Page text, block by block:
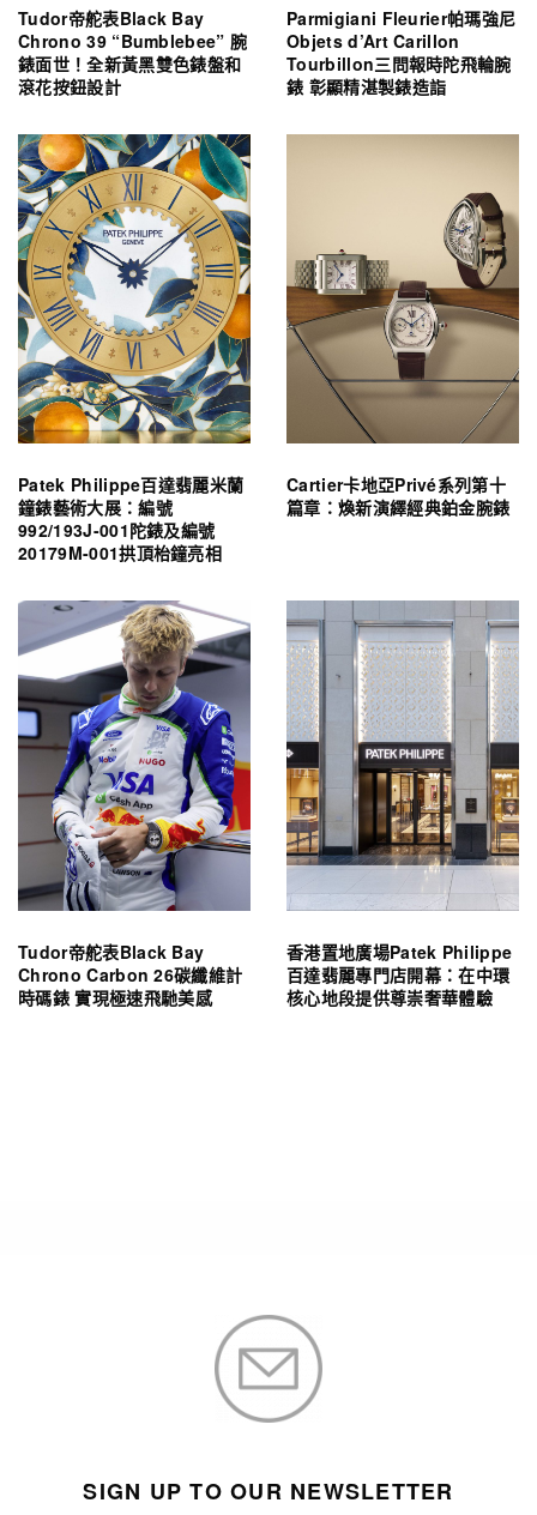
Tudor帝舵表Black Bay
Chrono 39 “Bumblebee” 腕
錶面世！全新黃黑雙色錶盤和
滾花按鈕設計
Parmigiani Fleurier帕瑪強尼
Objets d’Art Carillon
Tourbillon三問報時陀飛輪腕
錶 彰顯精湛製錶造詣
Patek Philippe百達翡麗米蘭
鐘錶藝術大展：編號
992/193J-001陀錶及編號
20179M-001拱頂枱鐘亮相
Cartier卡地亞Privé系列第十
篇章：煥新演繹經典鉑金腕錶
Tudor帝舵表Black Bay
Chrono Carbon 26碳纖維計
時碼錶 實現極速飛馳美感
香港置地廣場Patek Philippe
百達翡麗專門店開幕：在中環
核心地段提供尊崇奢華體驗
SIGN UP TO OUR NEWSLETTER